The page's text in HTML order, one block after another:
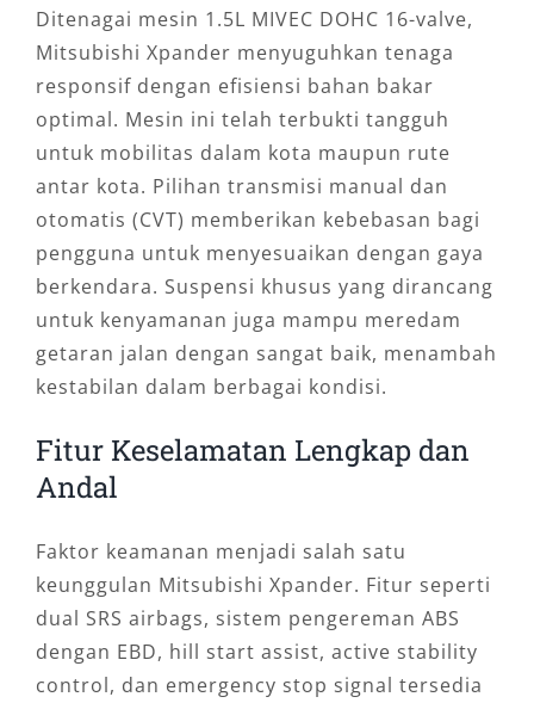
Ditenagai mesin 1.5L MIVEC DOHC 16-valve,
Mitsubishi Xpander menyuguhkan tenaga
responsif dengan efisiensi bahan bakar
optimal. Mesin ini telah terbukti tangguh
untuk mobilitas dalam kota maupun rute
antar kota. Pilihan transmisi manual dan
otomatis (CVT) memberikan kebebasan bagi
pengguna untuk menyesuaikan dengan gaya
berkendara. Suspensi khusus yang dirancang
untuk kenyamanan juga mampu meredam
getaran jalan dengan sangat baik, menambah
kestabilan dalam berbagai kondisi.
Fitur Keselamatan Lengkap dan
Andal
Faktor keamanan menjadi salah satu
keunggulan Mitsubishi Xpander. Fitur seperti
dual SRS airbags, sistem pengereman ABS
dengan EBD, hill start assist, active stability
control, dan emergency stop signal tersedia